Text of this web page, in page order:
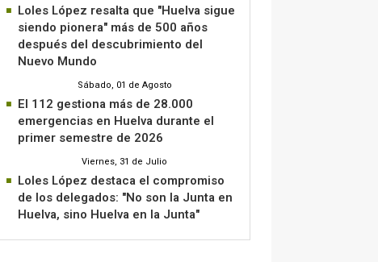
Loles López resalta que "Huelva sigue
siendo pionera" más de 500 años
después del descubrimiento del
Nuevo Mundo
Sábado, 01 de Agosto
El 112 gestiona más de 28.000
emergencias en Huelva durante el
primer semestre de 2026
Viernes, 31 de Julio
Loles López destaca el compromiso
de los delegados: "No son la Junta en
Huelva, sino Huelva en la Junta"